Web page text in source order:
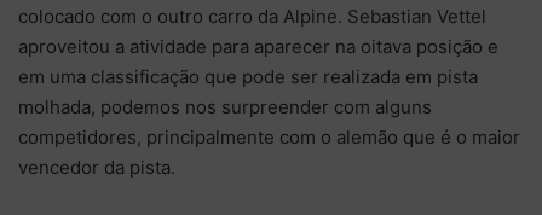
colocado com o outro carro da Alpine. Sebastian Vettel
aproveitou a atividade para aparecer na oitava posição e
em uma classificação que pode ser realizada em pista
molhada, podemos nos surpreender com alguns
competidores, principalmente com o alemão que é o maior
vencedor da pista.